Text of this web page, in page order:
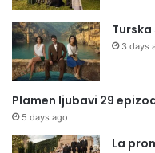
3 days
Plamen ljubavi 29
5 days ago
La